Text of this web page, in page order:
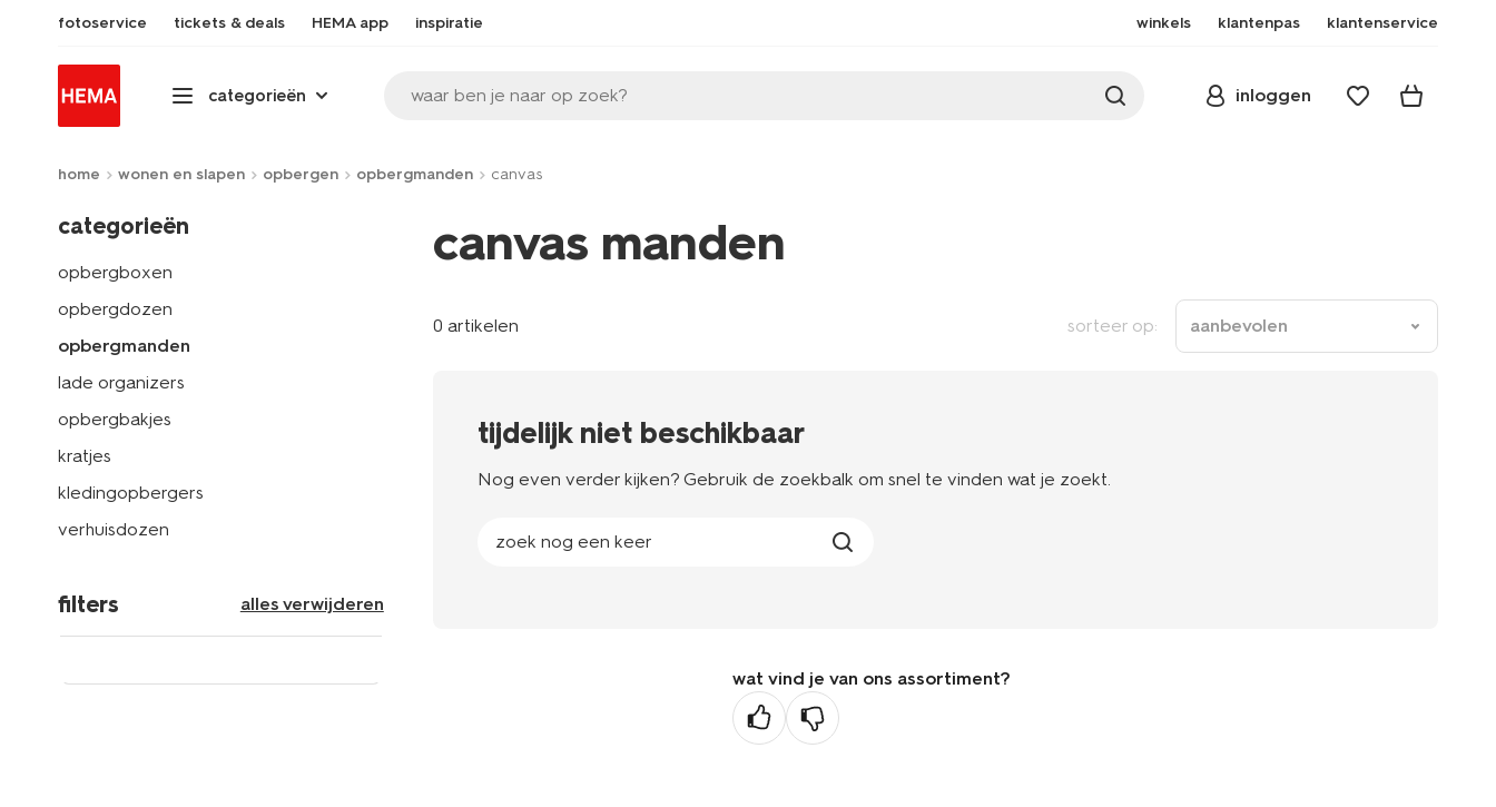
fotoservice tickets & deals HEMA app inspiratie winkels klantenpas klantenservice
categorieën waar ben je naar op zoek? inloggen
home wonen en slapen opbergen opbergmanden canvas
categorieën
opbergboxen
opbergdozen
opbergmanden
lade organizers
opbergbakjes
kratjes
kledingopbergers
verhuisdozen
filters alles verwijderen
canvas manden
0 artikelen sorteer op: aanbevolen
tijdelijk niet beschikbaar
Nog even verder kijken? Gebruik de zoekbalk om snel te vinden wat je zoekt.
zoek nog een keer
wat vind je van ons assortiment?